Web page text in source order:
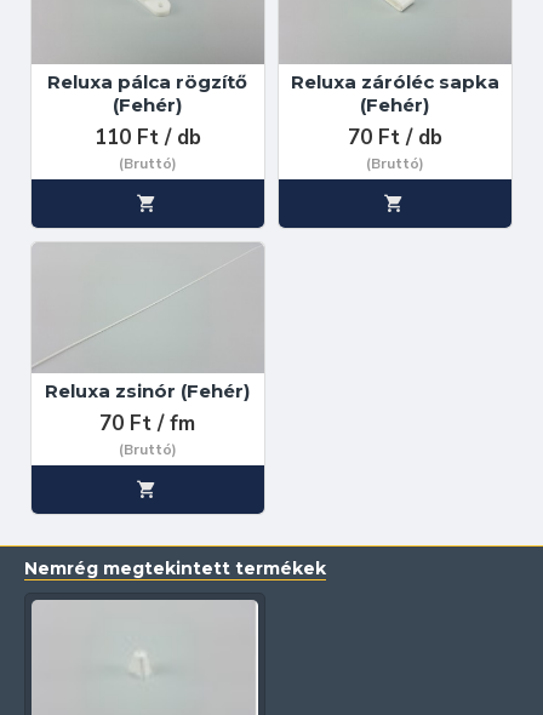
Reluxa pálca rögzítő
(Fehér)
110 Ft / db
(Bruttó)
Reluxa záróléc sapka
(Fehér)
70 Ft / db
(Bruttó)
Reluxa zsinór (Fehér)
70 Ft / fm
(Bruttó)
Nemrég megtekintett termékek